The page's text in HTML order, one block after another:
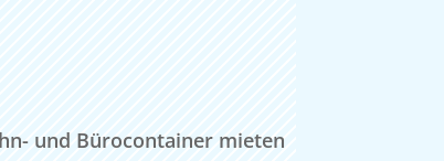
und Bürocontainer mieten